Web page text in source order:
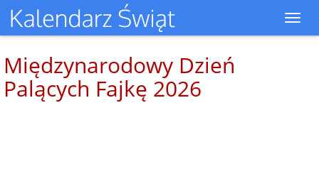
Międzynarodowy Dzień
Palących Fajkę 2026